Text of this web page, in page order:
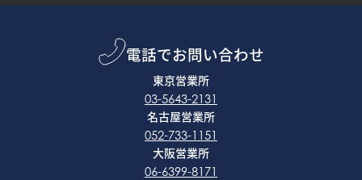
電話でお問い合わせ
東京営業所
03-5643-2131
名古屋営業所
052-733-1151
大阪営業所
06-6399-8171